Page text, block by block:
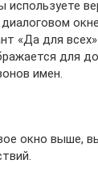
используете
«Да для
для
имен.
окно выше,